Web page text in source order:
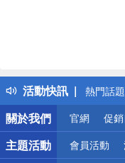
活動快訊
得獎公告
熱門話題
銀行優惠
偏遠地
詐騙網
關於我們
官網 促
主題活動 會員活動